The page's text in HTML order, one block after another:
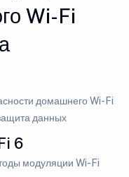
Wi-Fi
домашнего Wi-Fi
данных
6
модуляции Wi-Fi